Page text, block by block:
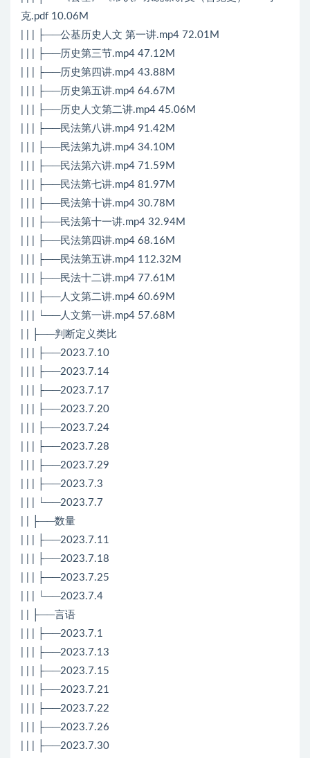
克.pdf 10.06M
| | | ├──公基历史人文 第一讲.mp4 72.01M
| | | ├──历史第三节.mp4 47.12M
| | | ├──历史第四讲.mp4 43.88M
| | | ├──历史第五讲.mp4 64.67M
| | | ├──历史人文第二讲.mp4 45.06M
| | | ├──民法第八讲.mp4 91.42M
| | | ├──民法第九讲.mp4 34.10M
| | | ├──民法第六讲.mp4 71.59M
| | | ├──民法第七讲.mp4 81.97M
| | | ├──民法第十讲.mp4 30.78M
| | | ├──民法第十一讲.mp4 32.94M
| | | ├──民法第四讲.mp4 68.16M
| | | ├──民法第五讲.mp4 112.32M
| | | ├──民法十二讲.mp4 77.61M
| | | ├──人文第二讲.mp4 60.69M
| | | └──人文第一讲.mp4 57.68M
| | ├──判断定义类比
| | | ├──2023.7.10
| | | ├──2023.7.14
| | | ├──2023.7.17
| | | ├──2023.7.20
| | | ├──2023.7.24
| | | ├──2023.7.28
| | | ├──2023.7.29
| | | ├──2023.7.3
| | | └──2023.7.7
| | ├──数量
| | | ├──2023.7.11
| | | ├──2023.7.18
| | | ├──2023.7.25
| | | └──2023.7.4
| | ├──言语
| | | ├──2023.7.1
| | | ├──2023.7.13
| | | ├──2023.7.15
| | | ├──2023.7.21
| | | ├──2023.7.22
| | | ├──2023.7.26
| | | ├──2023.7.30